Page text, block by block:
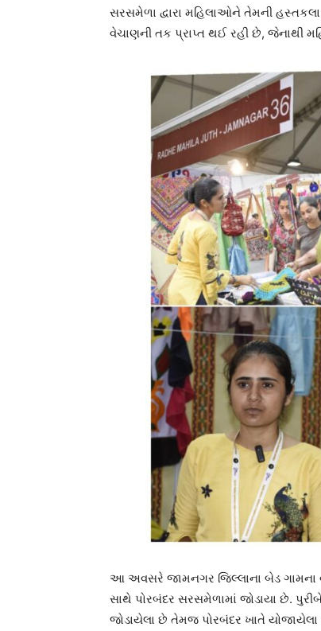
સરસમેળા દ્વારા મહિલાઓને તેમની
વેચાણની તક પ્રાપ્ત થઈ રહી છે, જેનાથી
આ અવસરે જામનગર જિલ્લાના બેડ ગામના
સાથે પોરબંદર સરસમેળામાં જોડાયા છે.
જોડાયેલા છે તેમજ પોરબંદર ખાતે